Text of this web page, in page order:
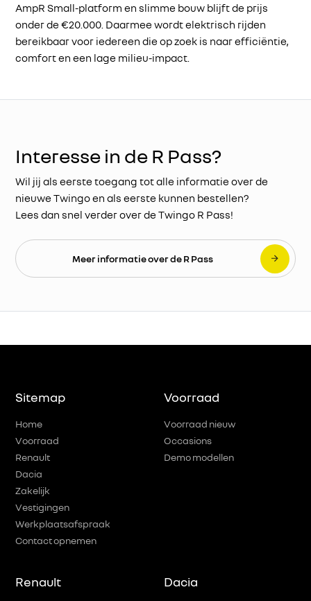
AmpR Small-platform en slimme bouw blijft de prijs
onder de €20.000. Daarmee wordt elektrisch rijden
bereikbaar voor iedereen die op zoek is naar efficiëntie,
comfort en een lage milieu-impact.
Interesse in de R Pass?
Wil jij als eerste toegang tot alle informatie over de
nieuwe Twingo en als eerste kunnen bestellen?
Lees dan snel verder over de Twingo R Pass!
Meer informatie over de R Pass
Sitemap
Home
Voorraad
Renault
Dacia
Zakelijk
Vestigingen
Werkplaatsafspraak
Contact opnemen
Voorraad
Voorraad nieuw
Occasions
Demo modellen
Renault Dacia